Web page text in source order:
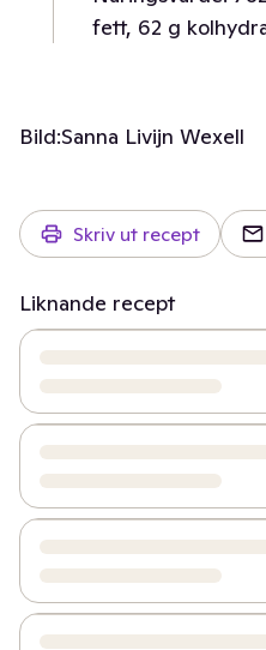
fett, 62 g
Bild:Sanna Livijn Wexell
Skriv ut recept
Liknande recept